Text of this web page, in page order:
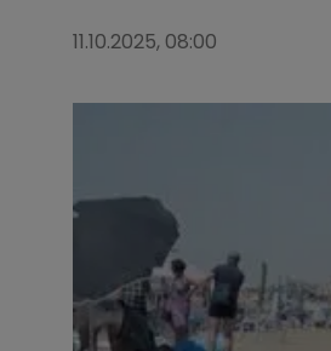
11.10.2025, 08:00